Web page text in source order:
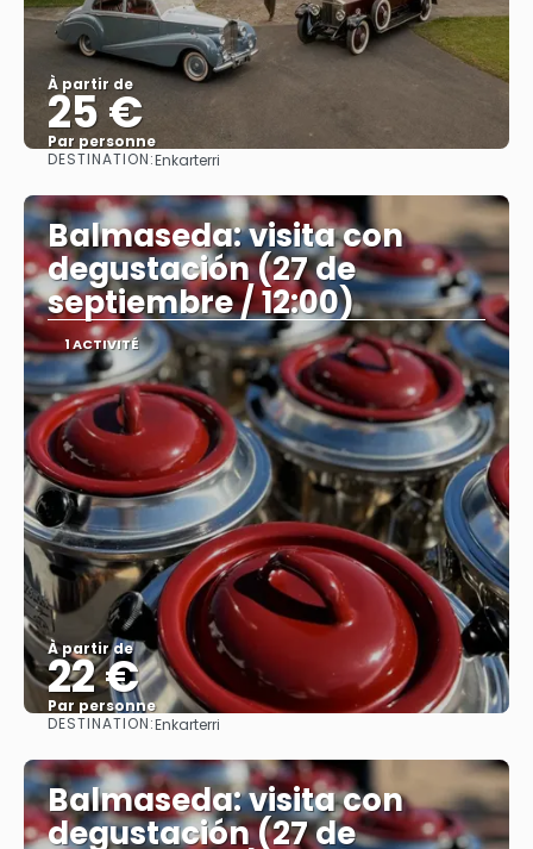
À partir de
25 €
Par personne
DESTINATION:Enkarterri
Balmaseda: visita con
degustación (27 de
septiembre / 12:00)
1 ACTIVITÉ
À partir de
22 €
Par personne
DESTINATION:Enkarterri
Balmaseda: visita con
degustación (27 de